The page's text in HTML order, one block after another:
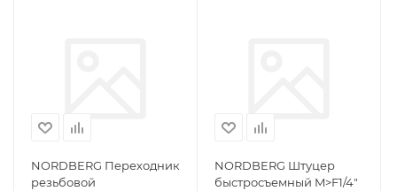
NORDBERG Переходник
резьбовой
NORDBERG Штуцер
быстросъемный M>F1/4"